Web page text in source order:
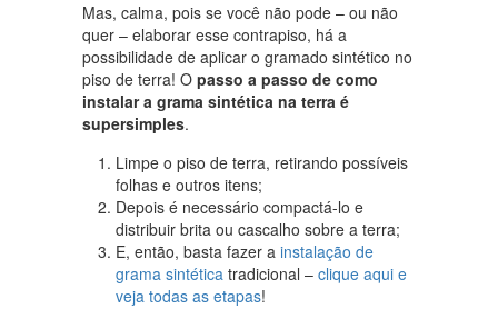
Mas, calma, pois se você não pode – ou não
quer – elaborar esse contrapiso, há a
possibilidade de aplicar o gramado sintético no
piso de terra! O passo a passo de como
instalar a grama sintética na terra é
supersimples.
Limpe o piso de terra, retirando possíveis
folhas e outros itens;
Depois é necessário compactá-lo e
distribuir brita ou cascalho sobre a terra;
E, então, basta fazer a instalação de
grama sintética tradicional – clique aqui e
veja todas as etapas!